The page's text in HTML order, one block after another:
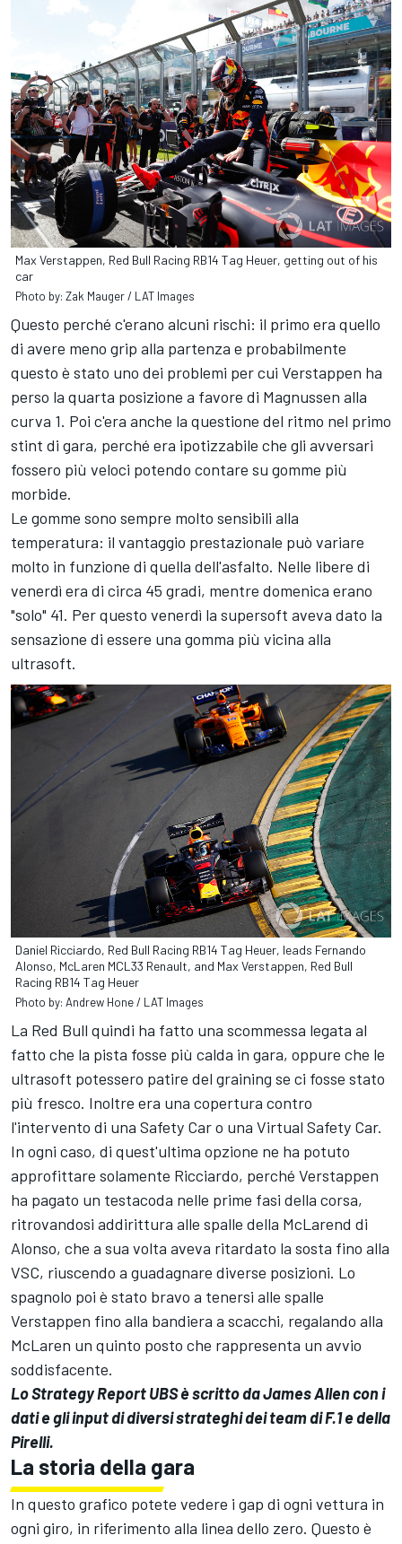
Max Verstappen, Red Bull Racing RB14 Tag Heuer, getting out of his
car
Photo by: Zak Mauger / LAT Images
Questo perché c'erano alcuni rischi: il primo era quello
di avere meno grip alla partenza e probabilmente
questo è stato uno dei problemi per cui Verstappen ha
perso la quarta posizione a favore di Magnussen alla
curva 1. Poi c'era anche la questione del ritmo nel primo
stint di gara, perché era ipotizzabile che gli avversari
fossero più veloci potendo contare su gomme più
morbide.
Le gomme sono sempre molto sensibili alla
temperatura: il vantaggio prestazionale può variare
molto in funzione di quella dell'asfalto. Nelle libere di
venerdì era di circa 45 gradi, mentre domenica erano
"solo" 41. Per questo venerdì la supersoft aveva dato la
sensazione di essere una gomma più vicina alla
ultrasoft.
Daniel Ricciardo, Red Bull Racing RB14 Tag Heuer, leads Fernando
Alonso, McLaren MCL33 Renault, and Max Verstappen, Red Bull
Racing RB14 Tag Heuer
Photo by: Andrew Hone / LAT Images
La Red Bull quindi ha fatto una scommessa legata al
fatto che la pista fosse più calda in gara, oppure che le
ultrasoft potessero patire del graining se ci fosse stato
più fresco. Inoltre era una copertura contro
l'intervento di una Safety Car o una Virtual Safety Car.
In ogni caso, di quest'ultima opzione ne ha potuto
approfittare solamente Ricciardo, perché Verstappen
ha pagato un testacoda nelle prime fasi della corsa,
ritrovandosi addirittura alle spalle della McLarend di
Alonso, che a sua volta aveva ritardato la sosta fino alla
VSC, riuscendo a guadagnare diverse posizioni. Lo
spagnolo poi è stato bravo a tenersi alle spalle
Verstappen fino alla bandiera a scacchi, regalando alla
McLaren un quinto posto che rappresenta un avvio
soddisfacente.
Lo Strategy Report UBS è scritto da James Allen con i
dati e gli input di diversi strateghi dei team di F.1 e della
Pirelli.
La storia della gara
In questo grafico potete vedere i gap di ogni vettura in
ogni giro, in riferimento alla linea dello zero. Questo è